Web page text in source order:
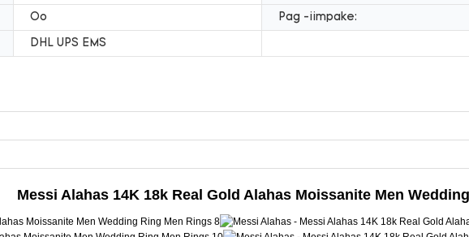
Oo Pag -iimpake:
DHL UPS EMS
Messi Alahas 14K 18k Real Gold Alahas Moissanite Men